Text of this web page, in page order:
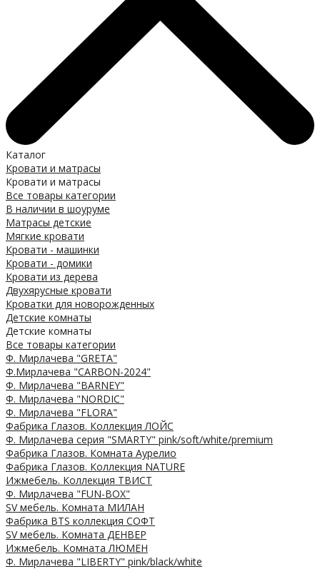
Каталог
Кровати и матрасы
Кровати и матрасы
Все товары категории
В наличии в шоуруме
Матрасы детские
Мягкие кровати
Кровати - машинки
Кровати - домики
Кровати из дерева
Двухярусные кровати
Кроватки для новорожденных
Детские комнаты
Детские комнаты
Все товары категории
Ф. Мирлачева "GRETA"
Ф.Мирлачева "CARBON-2024"
Ф. Мирлачева "BARNEY"
Ф. Мирлачева "NORDIC"
Ф. Мирлачева "FLORA"
Фабрика Глазов. Коллекция ЛОЙС
Ф. Мирлачева серия "SMARTY" pink/soft/white/premium
Фабрика Глазов. Комната Аурелио
Фабрика Глазов. Коллекция NATURE
Ижмебель. Коллекция ТВИСТ
Ф. Мирлачева "FUN-BOX"
SV мебель. Комната МИЛАН
Фабрика BTS коллекция СОФТ
SV мебель. Комната ДЕНВЕР
Ижмебель. Комната ЛЮМЕН
Ф. Мирлачева "LIBERTY" pink/black/white